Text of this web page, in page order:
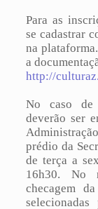
Para as
se cadastrar
na
a
http://
No caso de
deverão ser
prédio da
de terça a
16h30. No
checagem